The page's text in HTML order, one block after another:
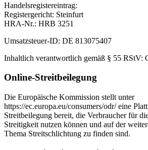
Handelsregistereintrag:
Registergericht: Steinfurt
HRA-Nr.: HRB 3251
Umsatzsteuer-ID: DE 813075407
Inhaltlich verantwortlich gemäß § 55 RStV:
Online-Streitbeilegung
Die Europäische Kommission stellt unter
https://ec.europa.eu/consumers/odr/ eine
Streitbeilegung bereit, die Verbraucher für
Streitigkeit nutzen können und auf der
Thema Streitschlichtung zu finden sind.